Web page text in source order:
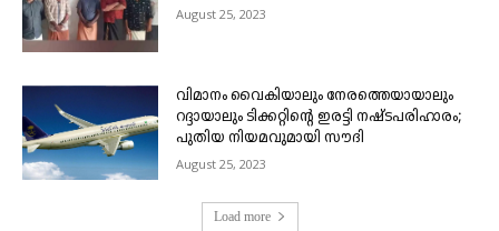
August 25, 2023
വിമാനം വൈകിയാലും നേരത്തെയായാലും
റദ്ദായാലും ടിക്കറ്റിന്റെ ഇരട്ടി നഷ്ടപരിഹാരം;
പുതിയ നിയമവുമായി സൗദി
August 25, 2023
Load more